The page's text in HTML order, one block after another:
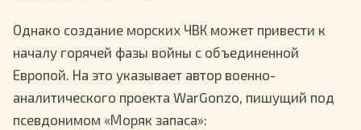
Однако создание морских ЧВК может привести к
началу горячей фазы войны с объединенной
Европой. На это указывает автор военно-
аналитического проекта WarGonzo, пишущий под
псевдонимом «Моряк запаса»: